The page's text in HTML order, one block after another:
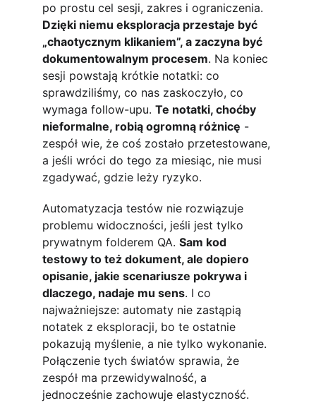
po prostu cel sesji, zakres i ograniczenia.
Dzięki niemu eksploracja przestaje być
„chaotycznym klikaniem”, a zaczyna być
dokumentowalnym procesem. Na koniec
sesji powstają krótkie notatki: co
sprawdziliśmy, co nas zaskoczyło, co
wymaga follow-upu. Te notatki, choćby
nieformalne, robią ogromną różnicę -
zespół wie, że coś zostało przetestowane,
a jeśli wróci do tego za miesiąc, nie musi
zgadywać, gdzie leży ryzyko.
Automatyzacja testów nie rozwiązuje
problemu widoczności, jeśli jest tylko
prywatnym folderem QA. Sam kod
testowy to też dokument, ale dopiero
opisanie, jakie scenariusze pokrywa i
dlaczego, nadaje mu sens. I co
najważniejsze: automaty nie zastąpią
notatek z eksploracji, bo te ostatnie
pokazują myślenie, a nie tylko wykonanie.
Połączenie tych światów sprawia, że
zespół ma przewidywalność, a
jednocześnie zachowuje elastyczność.